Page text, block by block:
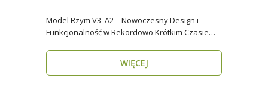
Model Rzym V3_A2 – Nowoczesny Design i
Funkcjonalność w Rekordowo Krótkim Czasie
WIĘCEJ